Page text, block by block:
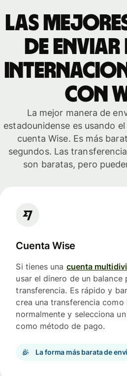
Las
de
con
La mejor manera de
estadounidense es usando
cuenta Wise. Es más
segundos. Las
son baratas, pero
Cuenta Wise
Si tienes una cuenta
usar el dinero de un balance
transferencia. Es rápido y
crea una transferencia como
normalmente y selecciona
como método de pago.
La forma más barata de